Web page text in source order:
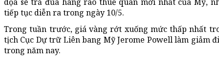
tiếp tục diễn ra trong ngày 10/5.
Trong tuần trước, giá vàng rớt xuống mức thấp nhất
tịch Cục Dự trữ Liên bang Mỹ Jerome Powell làm giảm
trong năm nay.